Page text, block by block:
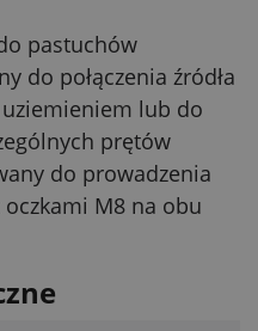
pastuchów
do połączenia źródła
lub do
prętów
do prowadzenia
M8 na obu